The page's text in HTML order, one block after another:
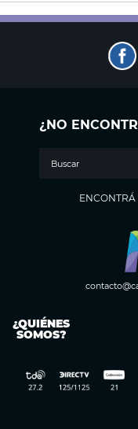
¿NO
¿QUIÉNES
SOMOS?